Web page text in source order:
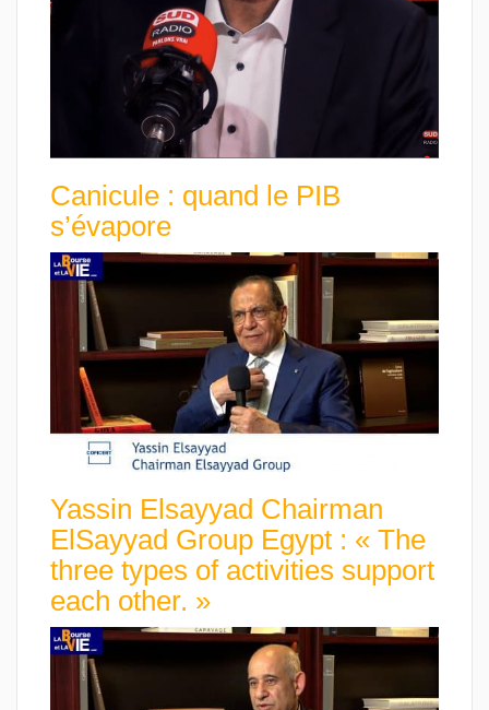
Canicule : quand le PIB
s’évapore
Yassin Elsayyad Chairman
ElSayyad Group Egypt : « The
three types of activities support
each other. »